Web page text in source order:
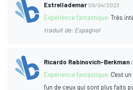
Estrellademar 09/04/2023
Expérience fantastique:Très
traduit de: Espagnol
Ricardo Rabinovich-Berkman
Expérience fantastique: C'est
l'un de ceux qui sont plus faits